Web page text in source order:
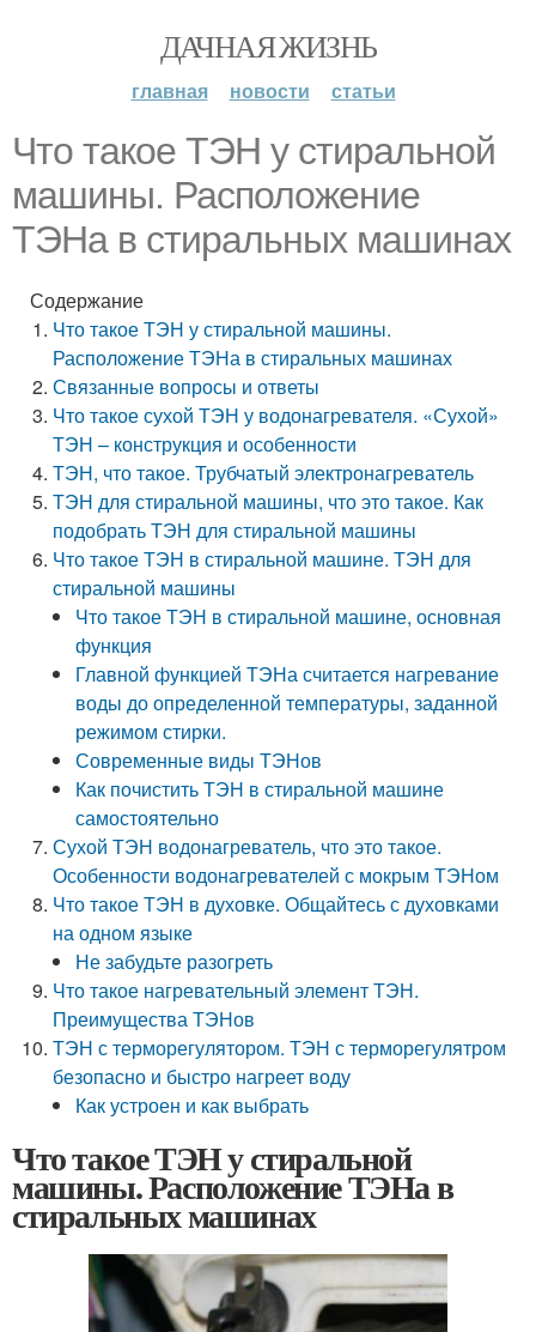
ДАЧНАЯ ЖИЗНЬ
главная новости статьи
Что такое ТЭН у стиральной
машины. Расположение
ТЭНа в стиральных машинах
Содержание
Что такое ТЭН у стиральной машины.
Расположение ТЭНа в стиральных машинах
Связанные вопросы и ответы
Что такое сухой ТЭН у водонагревателя. «Сухой»
ТЭН – конструкция и особенности
ТЭН, что такое. Трубчатый электронагреватель
ТЭН для стиральной машины, что это такое. Как
подобрать ТЭН для стиральной машины
Что такое ТЭН в стиральной машине. ТЭН для
стиральной машины
Что такое ТЭН в стиральной машине, основная
функция
Главной функцией ТЭНа считается нагревание
воды до определенной температуры, заданной
режимом стирки.
Современные виды ТЭНов
Как почистить ТЭН в стиральной машине
самостоятельно
Сухой ТЭН водонагреватель, что это такое.
Особенности водонагревателей с мокрым ТЭНом
Что такое ТЭН в духовке. Общайтесь с духовками
на одном языке
Не забудьте разогреть
Что такое нагревательный элемент ТЭН.
Преимущества ТЭНов
ТЭН с терморегулятором. ТЭН с терморегулятром
безопасно и быстро нагреет воду
Как устроен и как выбрать
Что такое ТЭН у стиральной
машины. Расположение ТЭНа в
стиральных машинах